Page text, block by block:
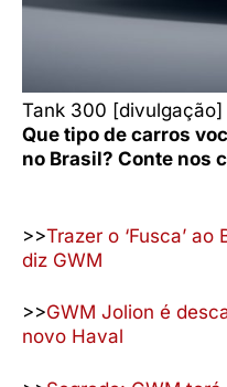
Tank 300 [divulgação]
Que tipo de carros
no Brasil? Conte nos
>>Trazer o ‘Fusca’ ao
diz GWM
>>GWM Jolion é
novo Haval